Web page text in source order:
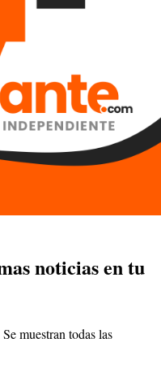
noticias en tu
muestran todas las